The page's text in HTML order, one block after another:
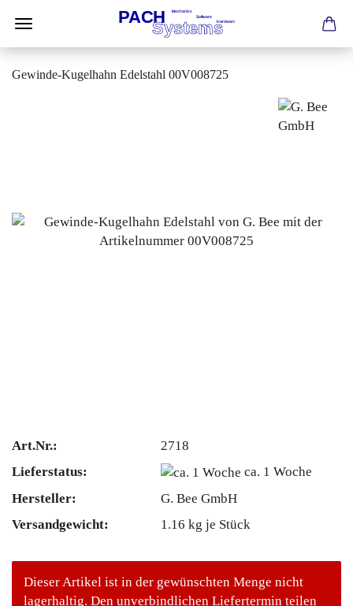
Gewinde-Kugelhahn Edelstahl 00V008725
Art.Nr.:
2718
Lieferstatus:
ca. 1 Woche
Hersteller:
G. Bee GmbH
Versandgewicht:
1.16 kg je Stück
Dieser Artikel ist in der gewünschten Menge nicht
lagerhaltig. Den unverbindlichen Liefertermin teilen